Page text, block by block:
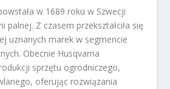
w 1689 roku w Szwecji
palnej. Z czasem przekształciła się
uznanych marek w segmencie
Obecnie Husqvarna
sprzętu ogrodniczego,
oferując rozwiązania